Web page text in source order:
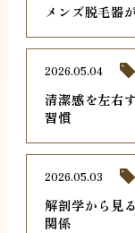
メンズ脱毛器
清潔感を左右
習慣
2026.05.04
解剖学から見
関係
2026.05.03